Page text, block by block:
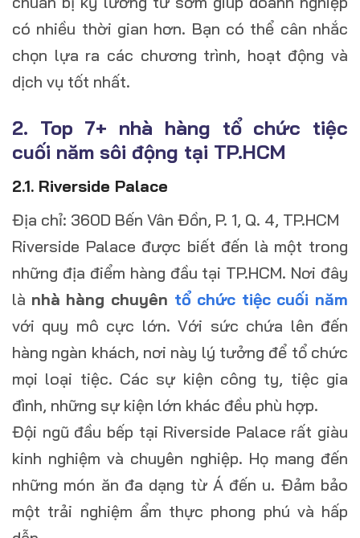
có nhiều thời gian hơn. Bạn có thể cân nhắc
chọn lựa ra các chương trình, hoạt động và
dịch vụ tốt nhất.
2. Top 7+ nhà hàng tổ chức tiệc
cuối năm sôi động tại TP.HCM
2.1. Riverside Palace
Địa chỉ: 360D Bến Vân Đồn, P. 1, Q. 4, TP.HCM
Riverside Palace được biết đến là một trong
những địa điểm hàng đầu tại TP.HCM. Nơi đây
là nhà hàng chuyên tổ chức tiệc cuối năm
với quy mô cực lớn. Với sức chứa lên đến
hàng ngàn khách, nơi này lý tưởng để tổ chức
mọi loại tiệc. Các sự kiện công ty, tiệc gia
đình, những sự kiện lớn khác đều phù hợp.
Đội ngũ đầu bếp tại Riverside Palace rất giàu
kinh nghiệm và chuyên nghiệp. Họ mang đến
những món ăn đa dạng từ Á đến u. Đảm bảo
một trải nghiệm ẩm thực phong phú và hấp